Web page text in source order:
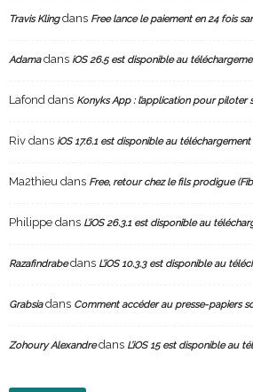
Travis Klingdans Free lance le paiement en 24 fois
Adamadans iOS 26.5 est disponible au
Lafond dans Konyks App : l’application pour piloter
Riv dans iOS 17.6.1 est disponible au
Ma2thieu dans Free, retour chez le fils prodigue
Philippe dans L’iOS 26.3.1 est disponible au
Razafindrabedans L’iOS 10.3.3 est disponible au
Grabsiadans Comment accéder au presse-papiers
Zohoury Alexandredans L’iOS 15 est disponible au